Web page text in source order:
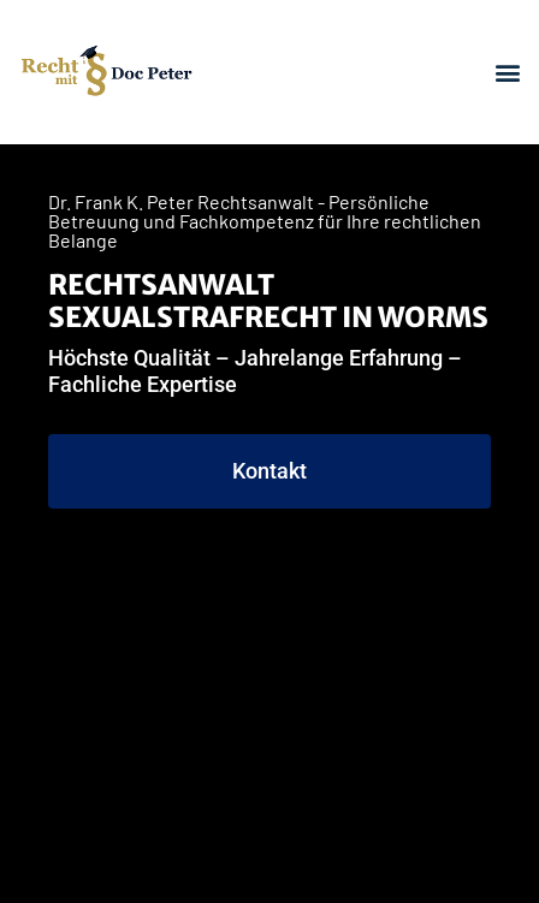
Dr. Frank K. Peter Rechtsanwalt - Persönliche
Betreuung und Fachkompetenz für Ihre rechtlichen
Belange
RECHTSANWALT
SEXUALSTRAFRECHT IN WORMS
Höchste Qualität – Jahrelange Erfahrung –
Fachliche Expertise
Kontakt